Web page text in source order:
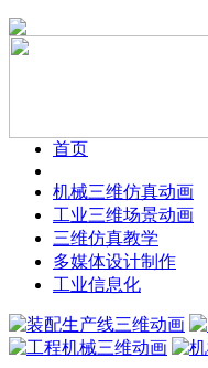
首页
机械三维仿真动画
工业三维场景动画
三维仿真教学
多媒体设计制作
工业信息化